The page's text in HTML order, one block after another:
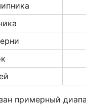
примерный